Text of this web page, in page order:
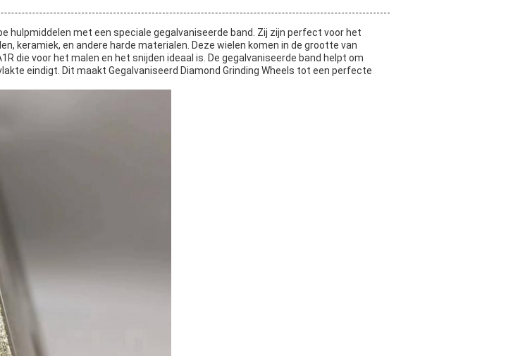
hulpmiddelen met een speciale gegalvaniseerde band. Zij zijn perfect voor het
keramiek, en andere harde materialen. Deze wielen komen in de grootte van
die voor het malen en het snijden ideaal is. De gegalvaniseerde band helpt om
eindigt. Dit maakt Gegalvaniseerd Diamond Grinding Wheels tot een perfecte